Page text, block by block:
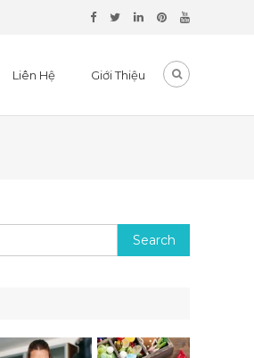
Liên Hệ Giới Thiệu
Search for: